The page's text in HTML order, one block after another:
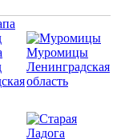
Муромицы
Ленинградская
область